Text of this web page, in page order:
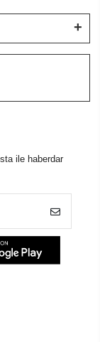
ile haberdar